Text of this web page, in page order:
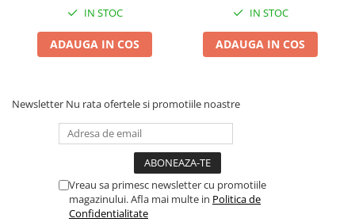
Discuri debitare
Discuri motocoasa
Diverse
Fierastraie manuale
Fire motocoasa
Gresor / Decalimetru
Hranitoare/ Adapatoare
IN STOC
ADAUGA IN COS
IN STOC
ADAUGA IN COS
Newsletter Nu rata ofertele si promotiile noastre
Vreau sa primesc newsletter cu promotiile
magazinului. Afla mai multe in Politica de
Confidentialitate